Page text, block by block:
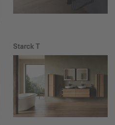
Starck T